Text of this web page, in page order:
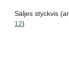
Säljes styckvis
12)